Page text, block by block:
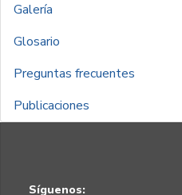
Galería
Glosario
Preguntas frecuentes
Publicaciones
Síguenos: